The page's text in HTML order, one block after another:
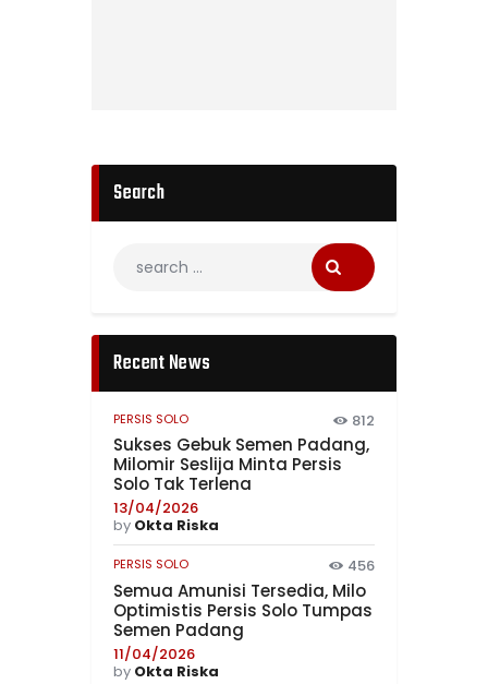
Search
Recent News
PERSIS SOLO 812
Sukses Gebuk Semen Padang,
Milomir Seslija Minta Persis
Solo Tak Terlena
13/04/2026
by Okta Riska
PERSIS SOLO 456
Semua Amunisi Tersedia, Milo
Optimistis Persis Solo Tumpas
Semen Padang
11/04/2026
by Okta Riska